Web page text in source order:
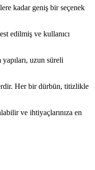
kadar geniş bir seçenek
edilmiş ve kullanıcı
uzun süreli
Her bir dürbün, titizlikle
ve ihtiyaçlarınıza en